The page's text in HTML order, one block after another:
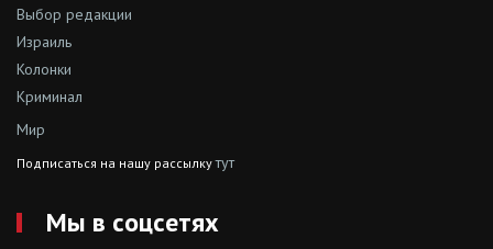
Выбор редакции
Израиль
Колонки
Криминал
Мир
Подписаться на нашу рассылкутут
Мы в соцсетях